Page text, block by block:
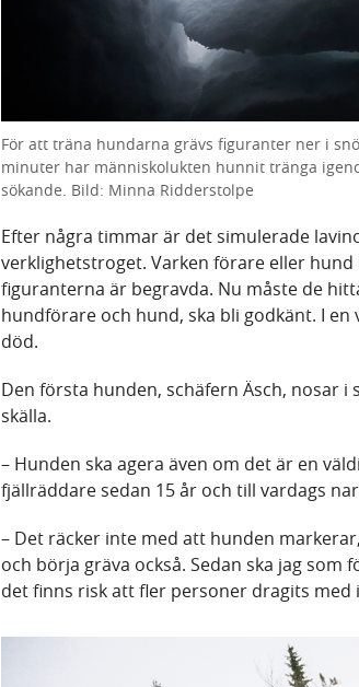
För att träna hundarna grävs figuranter ner i
minuter har människolukten hunnit tränga
sökande. Bild: Minna Ridderstolpe
Efter några timmar är det simulerade
verklighetstroget. Varken förare eller
figuranterna är begravda. Nu måste de
hundförare och hund, ska bli godkänt. I
död.
Den första hunden, schäfern Äsch, nosar
skälla.
– Hunden ska agera även om det är en
fjällräddare sedan 15 år och till vardags
– Det räcker inte med att hunden
och börja gräva också. Sedan ska jag
det finns risk att fler personer dragits med